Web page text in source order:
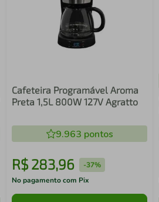
Cafeteira Programável Aroma
Preta 1,5L 800W 127V Agratto
9.963 pontos
R$ 283,96 -37%
No pagamento com Pix